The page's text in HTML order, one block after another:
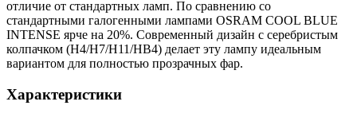
отличие от стандартных ламп. По сравнению со
стандартными галогенными лампами OSRAM COOL BLUE
INTENSE ярче на 20%. Современный дизайн с серебристым
колпачком (H4/H7/H11/HB4) делает эту лампу идеальным
вариантом для полностью прозрачных фар.
Характеристики